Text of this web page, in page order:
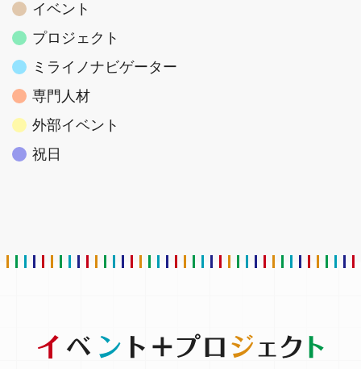
イベント
プロジェクト
ミライノナビゲーター
専門人材
外部イベント
祝日